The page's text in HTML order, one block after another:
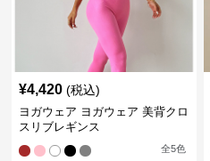
¥4,420 (税込)
ヨガウェア ヨガウェア 美背クロ
スリブレギンス
全5色